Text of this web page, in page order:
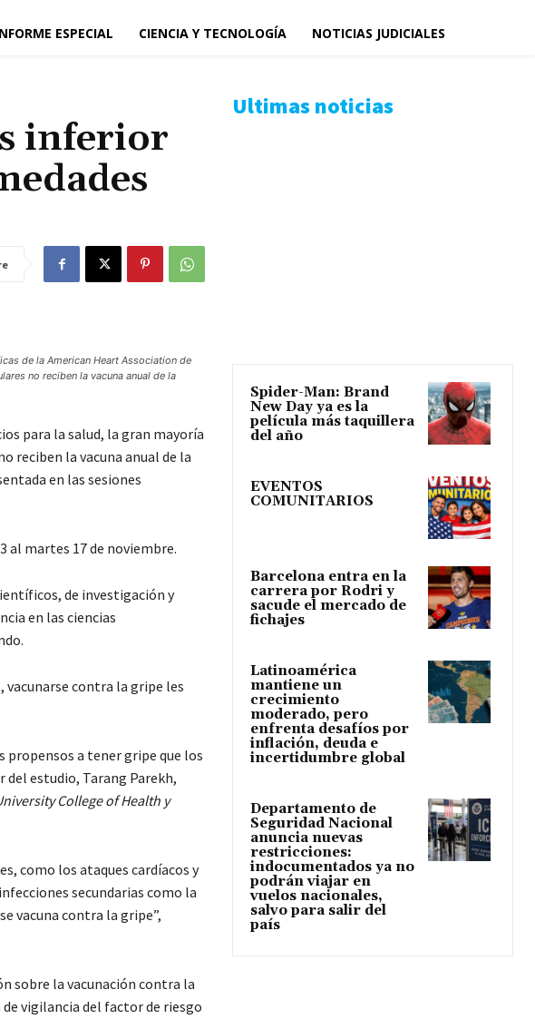
ESPECIAL CIENCIA Y TECNOLOGÍA NOTICIAS JUDICIALES
inferior
de la American Heart Association de
no reciben la vacuna anual de la
para la salud, la gran mayoría
reciben la vacuna anual de la
en las sesiones
al martes 17 de noviembre.
de investigación y
en las ciencias
vacunarse contra la gripe les
propensos a tener gripe que los
estudio, Tarang Parekh,
College of Health y
como los ataques cardíacos y
secundarias como la
vacuna contra la gripe”,
sobre la vacunación contra la
vigilancia del factor de riesgo
Ultimas noticias
Spider-Man: Brand
New Day ya es la
película más taquillera
del año
EVENTOS
COMUNITARIOS
Barcelona entra en la
carrera por Rodri y
sacude el mercado de
fichajes
Latinoamérica
mantiene un
crecimiento
moderado, pero
enfrenta desafíos por
inflación, deuda e
incertidumbre global
Departamento de
Seguridad Nacional
anuncia nuevas
restricciones:
indocumentados ya no
podrán viajar en
vuelos nacionales,
salvo para salir del
país